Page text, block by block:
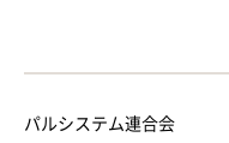
パルシステム連合会